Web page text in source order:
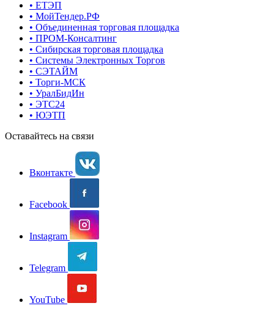
• ЕТЭП
• МойТендер.РФ
• Объединенная торговая площадка
• ПРОМ-Консалтинг
• Сибирская торговая площадка
• Системы Электронных Торгов
• СЭТАЙМ
• Торги-МСК
• УралБидИн
• ЭТС24
• ЮЭТП
Оставайтесь на связи
Вконтакте
Facebook
Instagram
Telegram
YouTube